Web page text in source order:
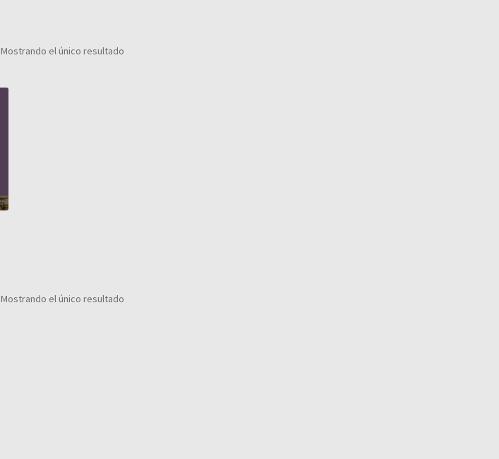
Mostrando el único resultado
Mostrando el único resultado